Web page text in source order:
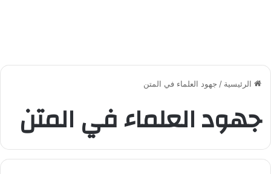
الرئيسية / جهود العلماء في المتن
جهود العلماء في المتن